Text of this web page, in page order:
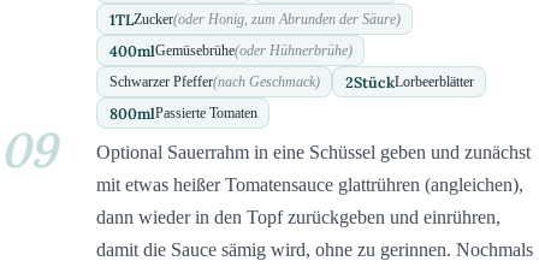
1TLZucker(oder Honig, zum Abrunden der Säure)
400mlGemüsebrühe(oder Hühnerbrühe)
Schwarzer Pfeffer(nach Geschmack) 2StückLorbeerblätter
800mlPassierte Tomaten
09
Optional Sauerrahm in eine Schüssel geben und zunächst
mit etwas heißer Tomatensauce glattrühren (angleichen),
dann wieder in den Topf zurückgeben und einrühren,
damit die Sauce sämig wird, ohne zu gerinnen. Nochmals